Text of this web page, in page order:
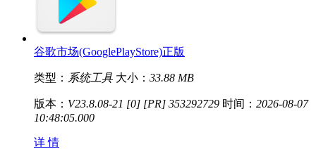
谷歌市场(GooglePlayStore)正版
类型： 系统工具 大小： 33.88 MB
版本： V23.8.08-21 [0] [PR] 353292729 时间： 2026-08-07
10:48:05.000
详 情